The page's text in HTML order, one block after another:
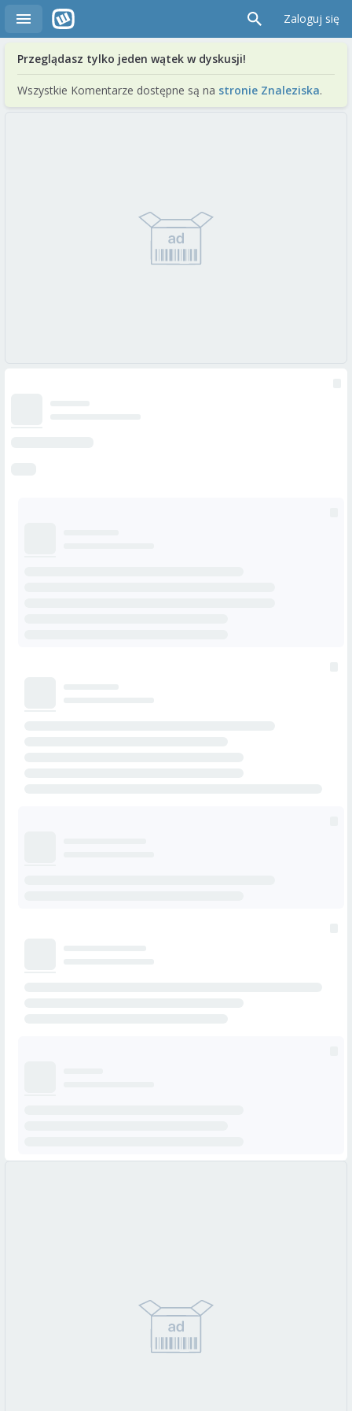
Zaloguj się
Przeglądasz tylko jeden wątek w dyskusji!
Wszystkie Komentarze dostępne są na stronie Znaleziska.